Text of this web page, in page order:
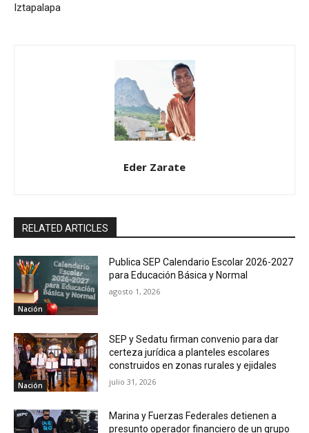
Iztapalapa
Eder Zarate
RELATED ARTICLES
Nación
Publica SEP Calendario Escolar 2026-2027
para Educación Básica y Normal
agosto 1, 2026
Nación
SEP y Sedatu firman convenio para dar
certeza jurídica a planteles escolares
construidos en zonas rurales y ejidales
julio 31, 2026
Marina y Fuerzas Federales detienen a
presunto operador financiero de un grupo